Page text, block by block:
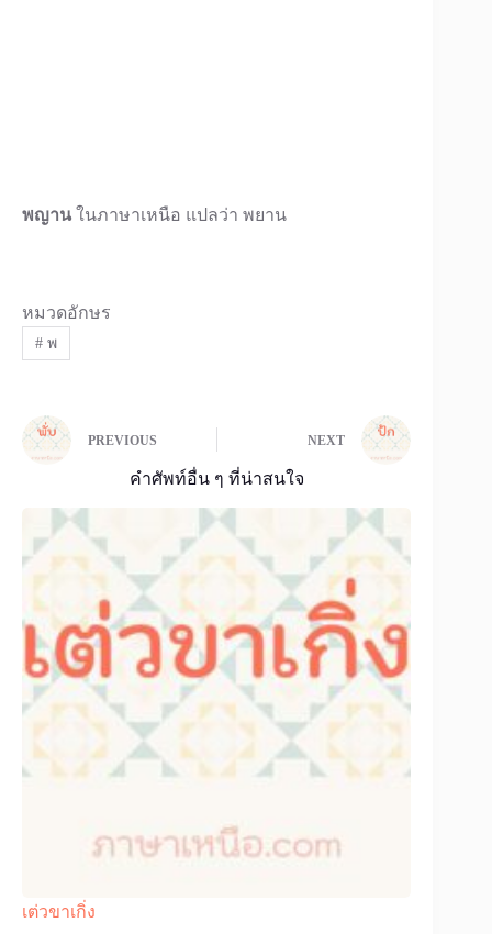
พญาน ในภาษาเหนือ แปลว่า พยาน
หมวดอักษร
#พ
PREVIOUS NEXT
คำศัพท์อื่น ๆ ที่น่าสนใจ
เต่วขาเกิ่ง